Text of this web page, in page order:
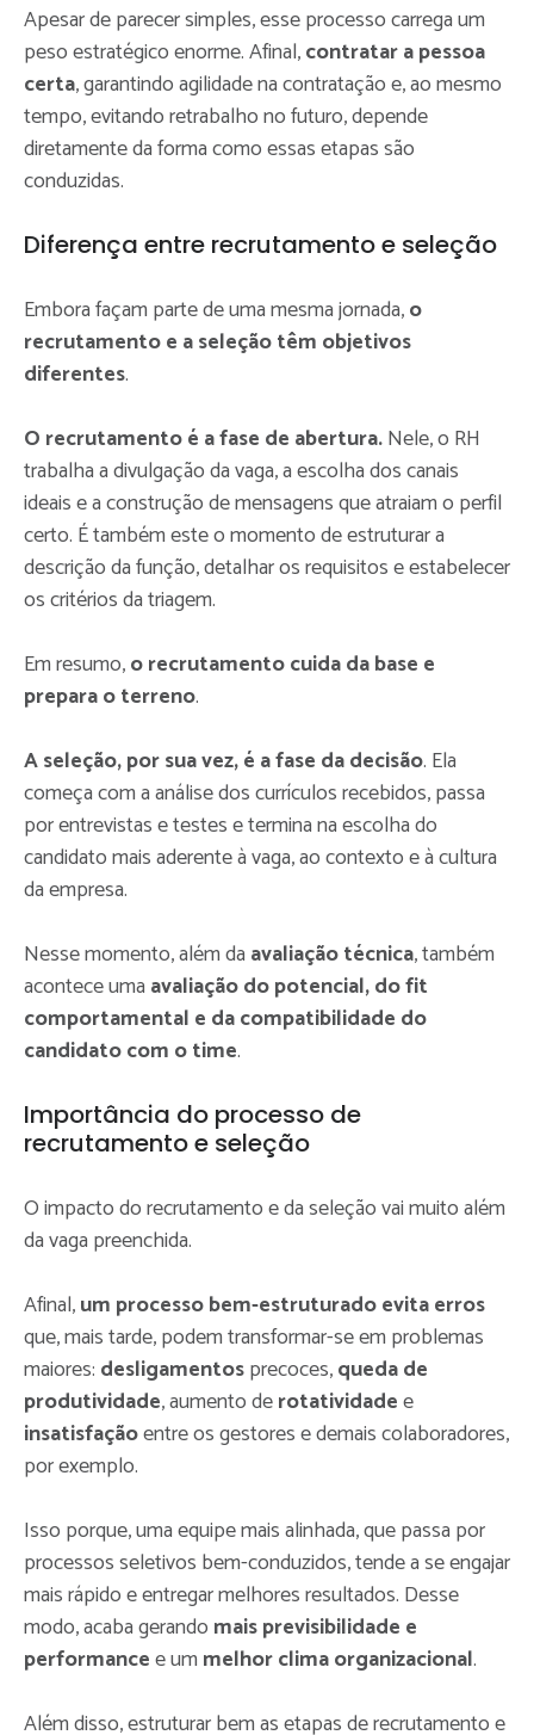
Apesar de parecer simples, esse processo carrega um
peso estratégico enorme. Afinal,contratar a pessoa
certa, garantindo agilidade na contratação e, ao mesmo
tempo, evitando retrabalho no futuro, depende
diretamente da forma como essas etapas são
conduzidas.
Diferença entre recrutamento e seleção
Embora façam parte de uma mesma jornada,o
recrutamento e a seleção têm objetivos
diferentes.
O recrutamento é a fase de abertura.Nele, o RH
trabalha a divulgação da vaga, a escolha dos canais
ideais e a construção de mensagens que atraiam o perfil
certo. É também este o momento de estruturar a
descrição da função, detalhar os requisitos e estabelecer
os critérios da triagem.
Em resumo,o recrutamento cuida da base e
prepara o terreno.
A seleção, por sua vez, é a fase da decisão. Ela
começa com a análise dos currículos recebidos, passa
por entrevistas e testes e termina na escolha do
candidato mais aderente à vaga, ao contexto e à cultura
da empresa.
Nesse momento, além da avaliação técnica, também
acontece uma avaliação do potencial, do fit
comportamental e da compatibilidade do
candidato com o time.
Importância do processo de
recrutamento e seleção
O impacto do recrutamento e da seleção vai muito além
da vaga preenchida.
Afinal,um processo bem-estruturado evita erros
que, mais tarde, podem transformar-se em problemas
maiores: desligamentosprecoces,queda de
produtividade, aumento derotatividadee
insatisfaçãoentre os gestores e demais colaboradores,
por exemplo.
Isso porque, uma equipe mais alinhada, que passa por
processos seletivos bem-conduzidos, tende a se engajar
mais rápido e entregar melhores resultados. Desse
modo, acaba gerando mais previsibilidade e
performancee um melhor clima organizacional.
Além disso, estruturar bem as etapas de recrutamento e